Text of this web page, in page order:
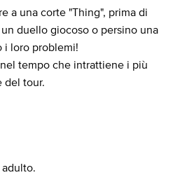
a una corte "Thing", prima di
duello giocoso o persino una
i loro problemi!
tempo che intrattiene i più
del tour.
adulto.